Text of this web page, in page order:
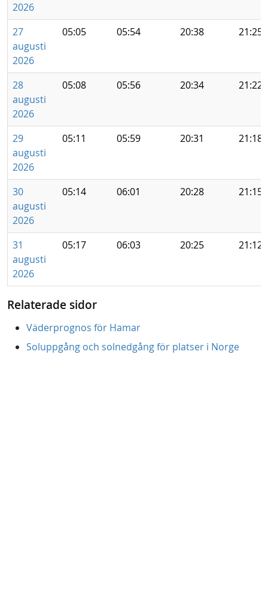
2026
27
augusti
2026
05:05 05:54 20:38 21:25
28
augusti
2026
05:08 05:56 20:34 21:22
29
augusti
2026
05:11 05:59 20:31 21:18
30
augusti
2026
05:14 06:01 20:28 21:15
31
augusti
2026
05:17 06:03 20:25 21:12
Relaterade sidor
Väderprognos för Hamar
Soluppgång och solnedgång för platser i Norge